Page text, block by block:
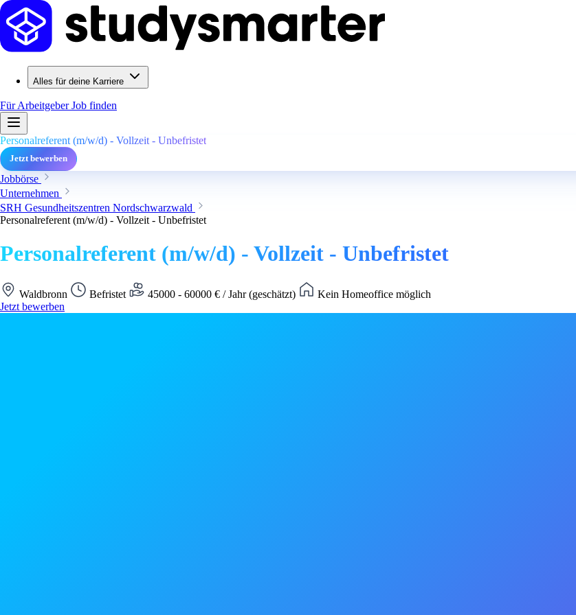
Alles für deine Karriere
Für ArbeitgeberJob finden
Personalreferent (m/w/d) - Vollzeit - Unbefristet
Jetzt bewerben
Jobbörse
Unternehmen
SRH Gesundheitszentren Nordschwarzwald
Personalreferent (m/w/d) - Vollzeit - Unbefristet
Personalreferent (m/w/d) - Vollzeit - Unbefristet
Waldbronn Befristet 45000 - 60000 € / Jahr (geschätzt)
Kein Homeoffice möglich
Jetzt bewerben